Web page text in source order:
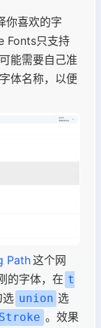
你喜欢的字
Fonts只支持
能需要自己准
体名称，以便
Path这个网
的字体，在 t
选 union 选
。效果